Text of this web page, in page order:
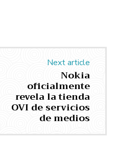
Next article
Nokia
oficialmente
revela la tienda
OVI de servicios
de medios